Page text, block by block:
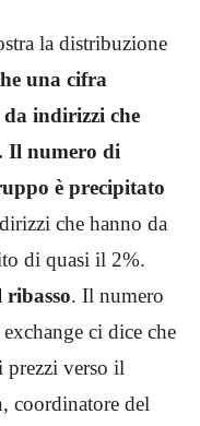
la distribuzione
una cifra
indirizzi che
Il numero di
è precipitato
che hanno da
di quasi il 2%.
ribasso. Il numero
ci dice che
prezzi verso il
coordinatore del